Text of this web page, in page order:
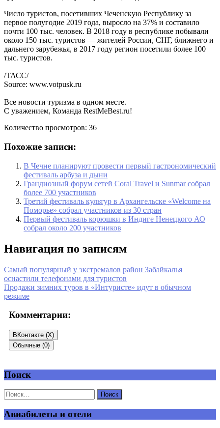
Число туристов, посетивших Чеченскую Республику за
первое полугодие 2019 года, выросло на 37% и составило
почти 100 тыс. человек. В 2018 году в республике побывали
около 150 тыс. туристов — жителей России, СНГ, ближнего и
дальнего зарубежья, в 2017 году регион посетили более 100
тыс. туристов.
/ТАСС/
Source: www.votpusk.ru
Все новости туризма в одном месте.
С уважением, Команда RestMeBest.ru!
Количество просмотров: 36
Похожие записи:
В Чечне планируют провести первый гастрономический
фестиваль арбуза и дыни
Грандиозный форум сетей Coral Travel и Sunmar собрал
более 700 участников
Третий фестиваль культур в Архангельске «Welcome на
Поморье» собрал участников из 30 стран
Первый фестиваль корюшки в Индиге Ненецкого АО
собрал около 200 участников
Навигация по записям
Самый популярный у экстремалов район Забайкалья
оснастили телефонами для туристов
Продажи зимних туров в «Интуристе» идут в обычном
режиме
Комментарии:
ВКонтакте (X)
Обычные (0)
Добавить комментарий
Ваш адрес email не будет опубликован.
Поиск
Авиабилеты и отели